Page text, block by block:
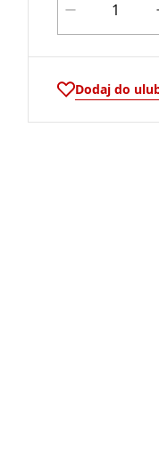
Dodaj do